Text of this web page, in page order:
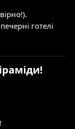
готелі